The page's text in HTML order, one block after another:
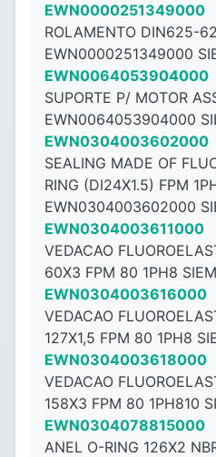
EWN0000251349000
ROLAMENTO DIN625-
EWN0000251349000
EWN0064053904000
SUPORTE P/ MOTOR
EWN0064053904000
EWN0304003602000
SEALING MADE OF
RING (DI24X1.5) FPM
EWN0304003602000
EWN0304003611000
VEDACAO
60X3 FPM 80 1PH8
EWN0304003616000
VEDACAO
127X1,5 FPM 80 1PH8
EWN0304003618000
VEDACAO
158X3 FPM 80 1PH810
EWN0304078815000
ANEL O-RING 126X2